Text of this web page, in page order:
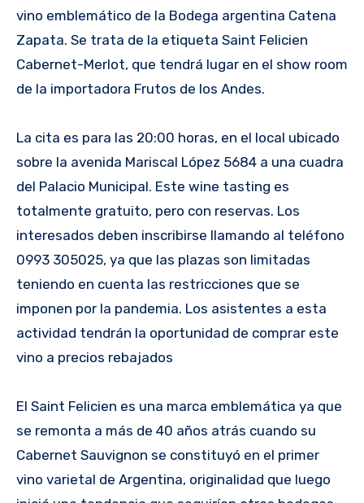
vino emblemático de la Bodega argentina Catena
Zapata. Se trata de la etiqueta Saint Felicien
Cabernet-Merlot, que tendrá lugar en el show room
de la importadora Frutos de los Andes.
La cita es para las 20:00 horas, en el local ubicado
sobre la avenida Mariscal López 5684 a una cuadra
del Palacio Municipal. Este wine tasting es
totalmente gratuito, pero con reservas. Los
interesados deben inscribirse llamando al teléfono
0993 305025, ya que las plazas son limitadas
teniendo en cuenta las restricciones que se
imponen por la pandemia. Los asistentes a esta
actividad tendrán la oportunidad de comprar este
vino a precios rebajados
El Saint Felicien es una marca emblemática ya que
se remonta a más de 40 años atrás cuando su
Cabernet Sauvignon se constituyó en el primer
vino varietal de Argentina, originalidad que luego